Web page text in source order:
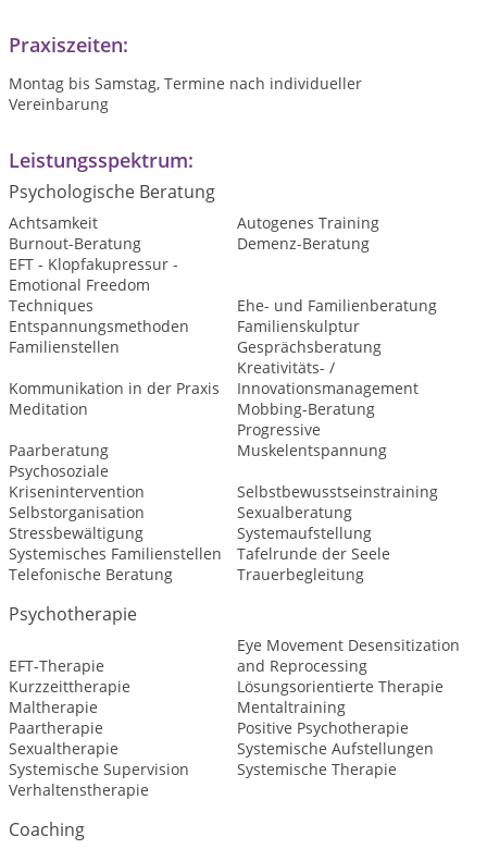
Praxiszeiten:
Montag bis Samstag, Termine nach individueller
Vereinbarung
Leistungsspektrum:
Psychologische Beratung
Achtsamkeit
Autogenes Training
Burnout-Beratung
Demenz-Beratung
EFT - Klopfakupressur -
Emotional Freedom
Techniques
Ehe- und Familienberatung
Entspannungsmethoden
Familienskulptur
Familienstellen
Gesprächsberatung
Kommunikation in der Praxis
Kreativitäts- /
Innovationsmanagement
Meditation
Mobbing-Beratung
Paarberatung
Progressive
Muskelentspannung
Psychosoziale
Krisenintervention
Selbstbewusstseinstraining
Selbstorganisation
Sexualberatung
Stressbewältigung
Systemaufstellung
Systemisches Familienstellen
Tafelrunde der Seele
Telefonische Beratung
Trauerbegleitung
Psychotherapie
EFT-Therapie
Eye Movement Desensitization
and Reprocessing
Kurzzeittherapie
Lösungsorientierte Therapie
Maltherapie
Mentaltraining
Paartherapie
Positive Psychotherapie
Sexualtherapie
Systemische Aufstellungen
Systemische Supervision
Systemische Therapie
Verhaltenstherapie
Coaching